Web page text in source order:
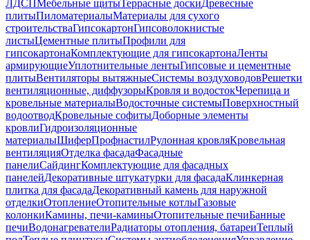
ЛДСПМебельные щитыТеррасные доскиДревесные
плитыПиломатериалыМатериалы для сухого
строительстваГипсокартонГипсоволокнистые
листыЦементные плитыПрофили для
гипсокартонаКомплектующие для гипсокартонаЛенты
армирующиеУплотнительные лентыГипсовые и цементные
плитыВентиляторы вытяжныеСистемы воздуховодовРешетки
вентиляционные, диффузорыКровля и водостокЧерепица и
кровельные материалыВодосточные системыПоверхностный
водоотводКровельные софитыДоборные элементы
кровлиГидроизоляционные
материалыШиферПрофнастилРулонная кровляКровельная
вентиляцияОтделка фасадаФасадные
панелиСайдингКомплектующие для фасадных
панелейДекоративные штукатурки для фасадаКлинкерная
плитка для фасадаДекоративный камень для наружной
отделкиОтоплениеОтопительные котлыГазовые
колонкиКамины, печи-каминыОтопительные печиБанные
печиВодонагревателиРадиаторы отопления, батареиТеплый